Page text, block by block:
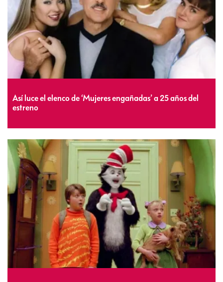
Así luce el elenco de ‘Mujeres engañadas’ a 25 años del
estreno